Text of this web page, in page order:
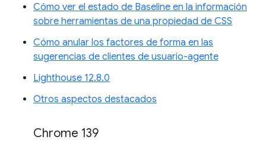
Cómo ver el estado de Baseline en la información
sobre herramientas de una propiedad de CSS
Cómo anular los factores de forma en las
sugerencias de clientes de usuario-agente
Lighthouse 12.8.0
Otros aspectos destacados
Chrome 139